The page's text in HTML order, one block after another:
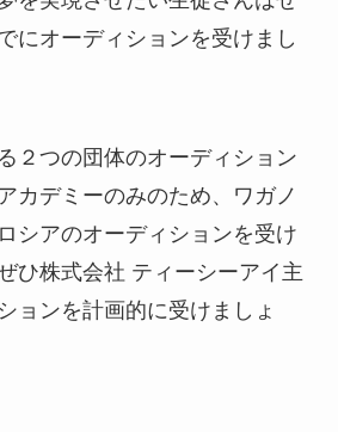
にオーディションを受けまし
２つの団体のオーディション
カデミーのみのため、ワガノ
シアのオーディションを受け
ひ株式会社 ティーシーアイ主
ョンを計画的に受けましょ